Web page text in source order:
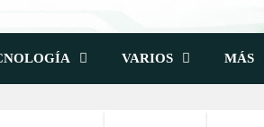
VARIOS MÁS